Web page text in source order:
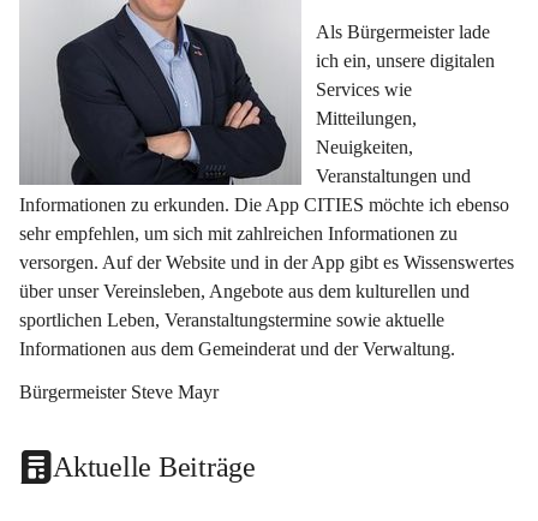
Als Bürgermeister lade
ich ein, unsere digitalen
Services wie
Mitteilungen,
Neuigkeiten,
Veranstaltungen und
Informationen zu erkunden. Die App CITIES möchte ich ebenso
sehr empfehlen, um sich mit zahlreichen Informationen zu
versorgen. Auf der Website und in der App gibt es Wissenswertes
über unser Vereinsleben, Angebote aus dem kulturellen und
sportlichen Leben, Veranstaltungstermine sowie aktuelle
Informationen aus dem Gemeinderat und der Verwaltung.
Bürgermeister Steve Mayr
Aktuelle Beiträge